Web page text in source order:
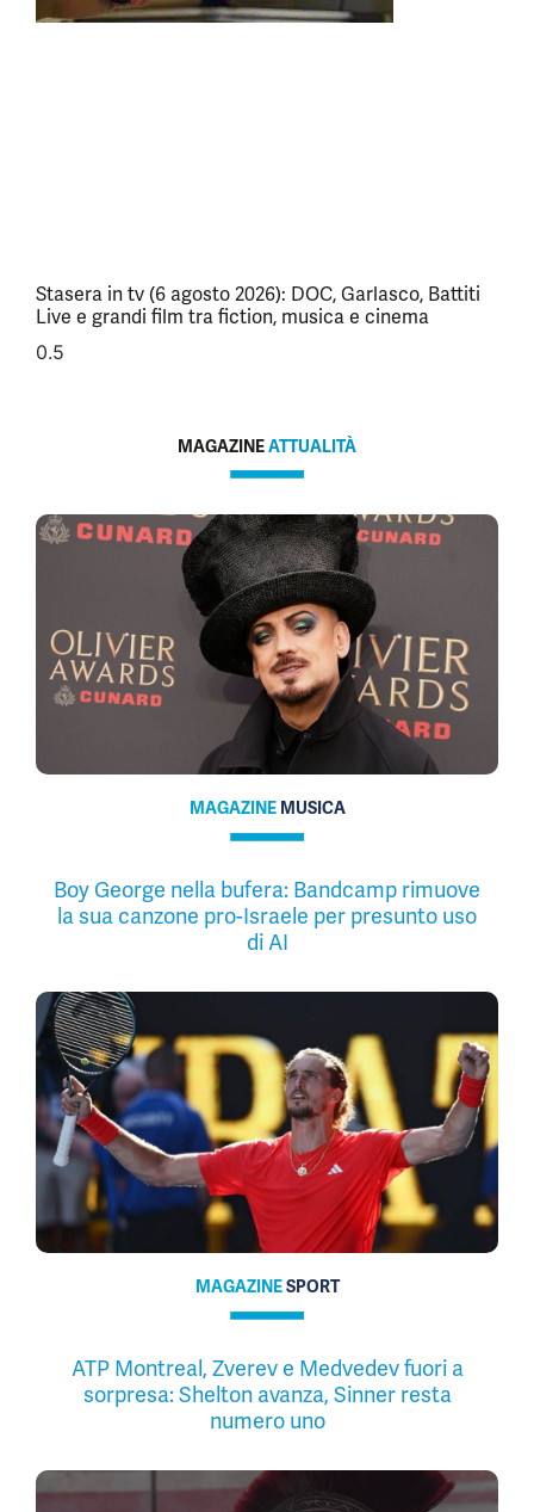
Stasera in tv (6 agosto 2026): DOC, Garlasco, Battiti
Live e grandi film tra fiction, musica e cinema
MAGAZINEATTUALITÀ
MAGAZINE MUSICA
Boy George nella bufera: Bandcamp rimuove
la sua canzone pro-Israele per presunto uso
di AI
MAGAZINESPORT
ATP Montreal, Zverev e Medvedev fuori a
sorpresa: Shelton avanza, Sinner resta
numero uno